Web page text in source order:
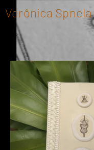
Verônica Spnela